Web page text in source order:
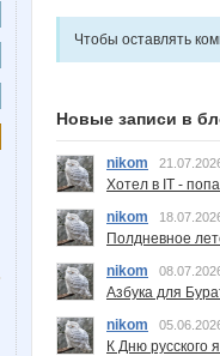
Чтобы оставлять
Новые записи в
nikom
Хотел в IT -
nikom
Полдневное
nikom
Азбука для
nikom
К Дню русского